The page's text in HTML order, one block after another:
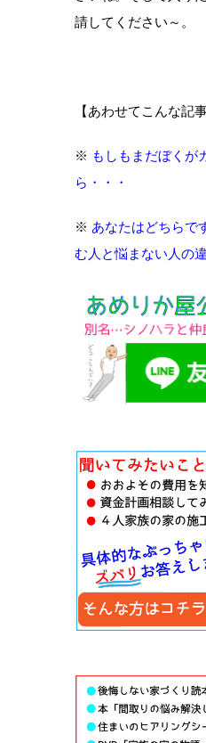
請してください～。
【あわせてこんな記
※ もしもまだぼくが
ら・・・
※ あなたはどちらで
む人と悩まない人の